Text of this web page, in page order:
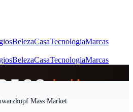
BelezaCasaTecnologiaMarcas
BelezaCasaTecnologiaMarcas
Mass Market